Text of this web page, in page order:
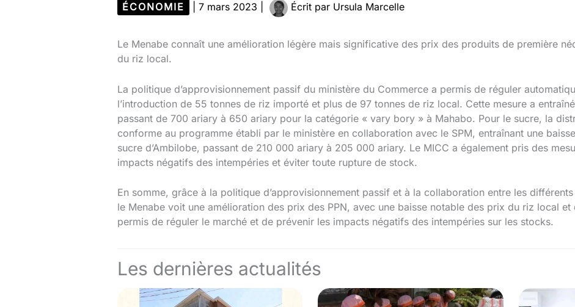
ÉCONOMIE 7 mars 2023 Écrit par Ursula Marcelle
Le Menabe connaît une amélioration légère mais significative des prix des produits de première
du riz local.
La politique d’approvisionnement passif du ministère du Commerce a permis de réguler
l’introduction de 55 tonnes de riz importé et plus de 97 tonnes de riz local. Cette mesure a
passant de 700 ariary à 650 ariary pour la catégorie « vary bory » à Mahabo. Pour le sucre, la
conforme au programme établi par le ministère en collaboration avec le SPM, entraînant une
sucre d’Ambilobe, passant de 210 000 ariary à 205 000 ariary. Le MICC a également pris des
impacts négatifs des intempéries et éviter toute rupture de stock.
En somme, grâce à la politique d’approvisionnement passif et à la collaboration entre les
le Menabe voit une amélioration des prix des PPN, avec une baisse notable des prix du riz local et
permis de réguler le marché et de prévenir les impacts négatifs des intempéries sur les stocks.
Les dernières actualités